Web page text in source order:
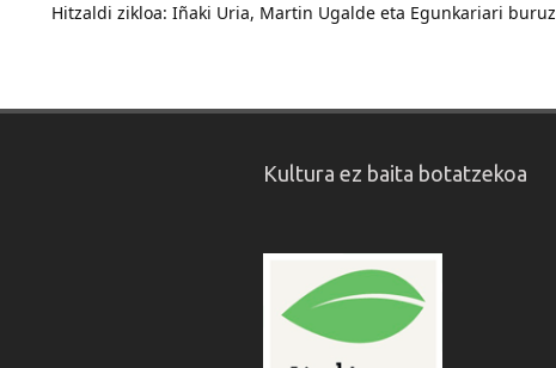
Hitzaldi zikloa: Iñaki Uria, Martin Ugalde eta Egunkariari buruz
Kultura ez baita botatzekoa